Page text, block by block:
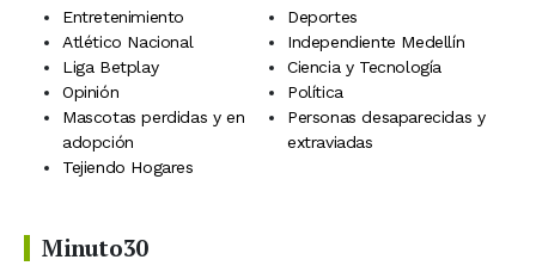
Entretenimiento
Deportes
Atlético Nacional
Independiente Medellín
Liga Betplay
Ciencia y Tecnología
Opinión
Política
Mascotas perdidas y en
adopción
Personas desaparecidas y
extraviadas
Tejiendo Hogares
Minuto30